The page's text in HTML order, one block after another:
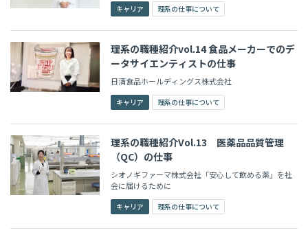
キャリア 理系の仕事について
理系の職種紹介vol.14 食品メーカーでのデ
ータサイエンティストの仕事
日清食品ホールディングス株式会社
キャリア 理系の仕事について
理系の職種紹介Vol.13 医薬品品質管理
（QC）の仕事
シオノギファーマ株式会社「安心して飲める薬」を社
会に届けるために
キャリア 理系の仕事について